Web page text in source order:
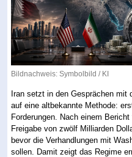
Bildnachweis: Symbolbild / KI
Iran setzt in den Gesprächen mit
auf eine altbekannte Methode:
Forderungen. Nach einem
Freigabe von zwölf Milliarden
bevor die Verhandlungen mit
sollen. Damit zeigt das Regime